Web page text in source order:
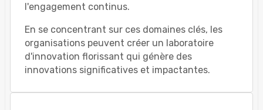
l'engagement continus.
En se concentrant sur ces domaines clés, les
organisations peuvent créer un laboratoire
d'innovation florissant qui génère des
innovations significatives et impactantes.